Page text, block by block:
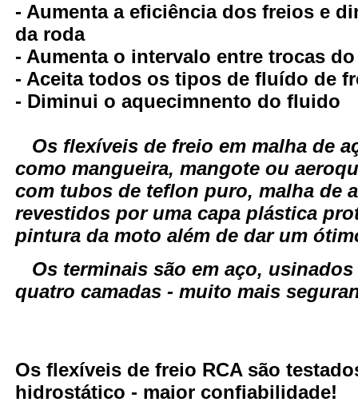
- Aumenta a eficiência dos freios e
da roda
- Aumenta o intervalo entre trocas
- Aceita todos os tipos de fluído de
- Diminui o aquecimnento do fluido
Os flexíveis de freio em malha de
como mangueira, mangote ou
com tubos de teflon puro, malha de
revestidos por uma capa plástica
pintura da moto além de dar um
Os terminais são em aço, usinados
quatro camadas - muito mais
Os flexíveis de freio RCA são
hidrostático - maior confiabilidade!